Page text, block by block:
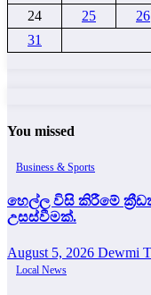
24
25 26
31
You missed
Business & Sports
හෙල්ල විසි කිරීමේ
උසස්වීමක්.
August 5, 2026 Dewmi
Local News